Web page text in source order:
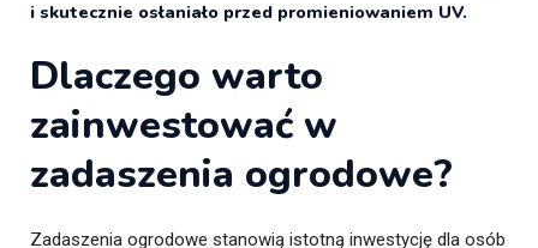
i skutecznie osłaniało przed promieniowaniem UV.
Dlaczego warto
zainwestować w
zadaszenia ogrodowe?
Zadaszenia ogrodowe stanowią istotną inwestycję dla osób